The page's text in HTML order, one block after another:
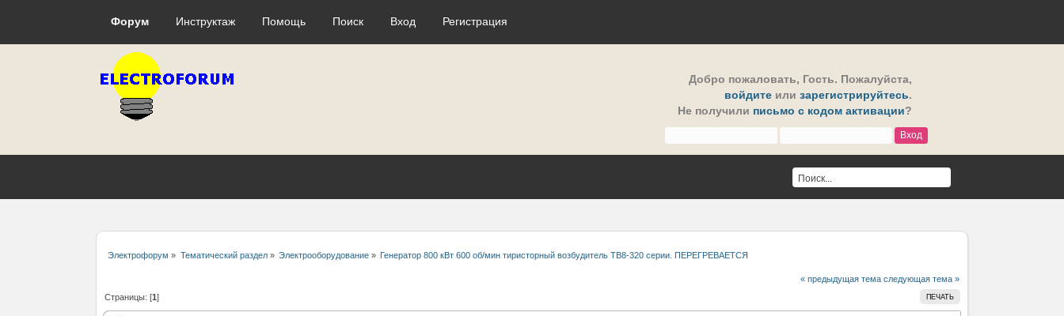
Форум Инструктаж Помощь Поиск Вход Регистрация
Добро пожаловать, Гость. Пожалуйста,
войдите или зарегистрируйтесь.
Не получили письмо с кодом активации?
Электрофорум » Тематический раздел» Электрооборудование» Генератор 800 кВт 600 об/мин тиристорный возбудитель ТВ8-320 серии. ПЕРЕГРЕВАЕТСЯ
« предыдущая тема следующая тема »
ПЕЧАТЬ
Страницы: [1]